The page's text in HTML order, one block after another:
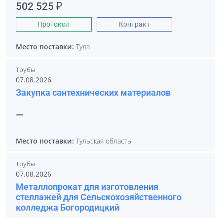
502 525 ₽
Протокол Контракт
Место поставки: Тула
Трубы
07.08.2026
Закупка сантехнических материалов
—
Место поставки: Тульская область
Трубы
07.08.2026
Металлопрокат для изготовления
стеллажей для Сельскохозяйственного
колледжа Богородицкий